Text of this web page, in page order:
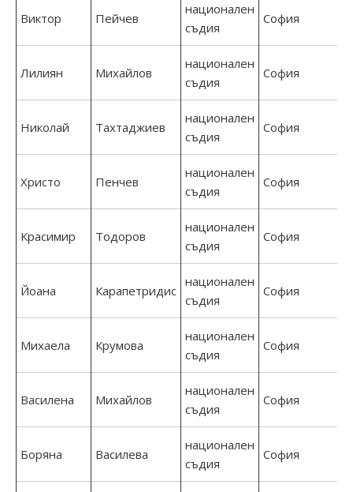
Виктор Пейчев
национален
съдия
София
Лилиян Михайлов
национален
съдия
София
Николай Тахтаджиев
национален
съдия
София
Христо Пенчев
национален
съдия
София
Красимир Тодоров
национален
съдия
София
Йоана Карапетридис
национален
съдия
София
Михаела Крумова
национален
съдия
София
Василена Михайлов
национален
съдия
София
Боряна Василева
национален
съдия
София